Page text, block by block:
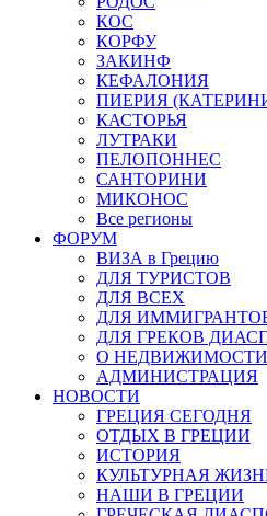
КОС
КОРФУ
ЗАКИНФ
КЕФАЛОНИЯ
ПИЕРИЯ
КАСТОРЬЯ
ЛУТРАКИ
ПЕЛОПОННЕС
САНТОРИНИ
МИКОНОС
Все регионы
ФОРУМ
ВИЗА в Грецию
ДЛЯ ТУРИСТОВ
ДЛЯ ВСЕХ
ДЛЯ
ДЛЯ ГРЕКОВ
О НЕДВИЖИМОСТИ
АДМИНИСТРАЦИЯ
НОВОСТИ
ГРЕЦИЯ СЕГОДНЯ
ОТДЫХ В ГРЕЦИИ
ИСТОРИЯ
КУЛЬТУРНАЯ
НАШИ В ГРЕЦИИ